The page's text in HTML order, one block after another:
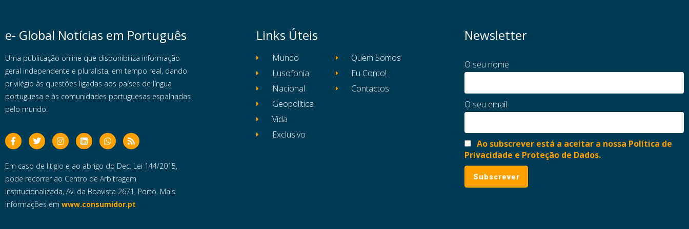
e- Global Notícias em Português
Uma publicação online que disponibiliza informação
geral independente e pluralista, em tempo real, dando
privilégio às questões ligadas aos países de língua
portuguesa e às comunidades portuguesas espalhadas
pelo mundo.
Em caso de litigio e ao abrigo do Dec. Lei 144/2015,
pode recorrer ao Centro de Arbitragem
Institucionalizada, Av. da Boavista 2671, Porto. Mais
informações em www.consumidor.pt
Links Úteis
Mundo
Lusofonia
Nacional
Geopolítica
Vida
Exclusivo
Quem Somos
Eu Conto!
Contactos
Newsletter
O seu nome
O seu email
Ao subscrever está a aceitar a nossa Política de
Privacidade e Proteção de Dados.